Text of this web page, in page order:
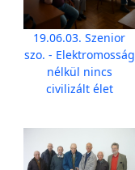
19.06.03. Szenior
szo. - Elektromosság
nélkül nincs
civilizált élet